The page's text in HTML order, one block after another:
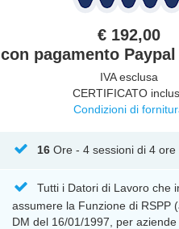
€ 192,00
con pagamento
IVA esclusa
CERTIFICATO
Condizioni di
16 Ore - 4 sessioni di 4 ore
Tutti i Datori di Lavoro che
assumere la Funzione di RSPP
DM del 16/01/1997, per